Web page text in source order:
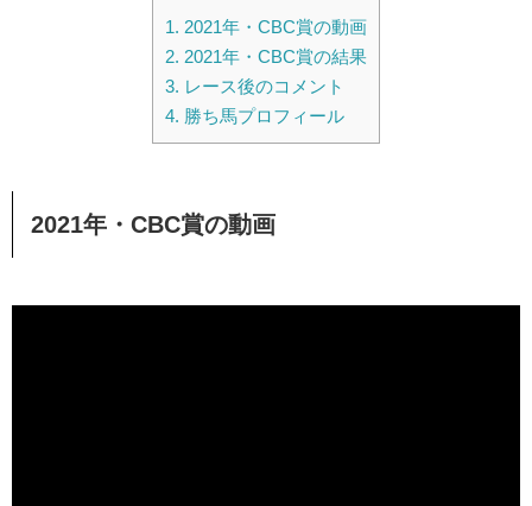
1. 2021年・CBC賞の動画
2. 2021年・CBC賞の結果
3. レース後のコメント
4. 勝ち馬プロフィール
2021年・CBC賞の動画